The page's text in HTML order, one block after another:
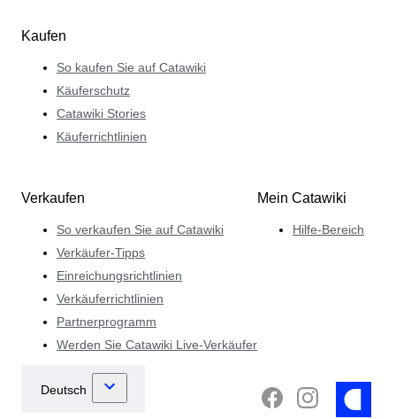
Kaufen
So kaufen Sie auf Catawiki
Käuferschutz
Catawiki Stories
Käuferrichtlinien
Verkaufen
So verkaufen Sie auf Catawiki
Verkäufer-Tipps
Einreichungsrichtlinien
Verkäuferrichtlinien
Partnerprogramm
Werden Sie Catawiki Live-Verkäufer
Mein Catawiki
Hilfe-Bereich